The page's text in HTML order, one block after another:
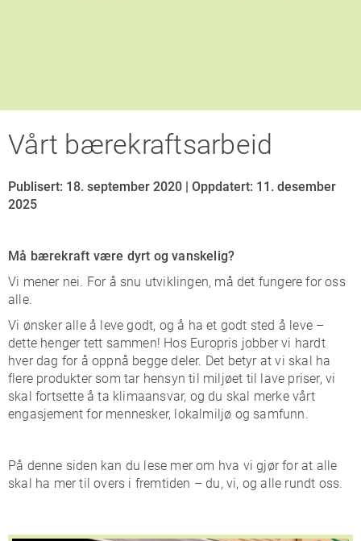
Vårt bærekraftsarbeid
Publisert: 18. september 2020 | Oppdatert: 11. desember
2025
Må bærekraft være dyrt og vanskelig?
Vi mener nei. For å snu utviklingen, må det fungere for oss
alle.
Vi ønsker alle å leve godt, og å ha et godt sted å leve –
dette henger tett sammen! Hos Europris jobber vi hardt
hver dag for å oppnå begge deler. Det betyr at vi skal ha
flere produkter som tar hensyn til miljøet til lave priser, vi
skal fortsette å ta klimaansvar, og du skal merke vårt
engasjement for mennesker, lokalmiljø og samfunn.
På denne siden kan du lese mer om hva vi gjør for at alle
skal ha mer til overs i fremtiden – du, vi, og alle rundt oss.